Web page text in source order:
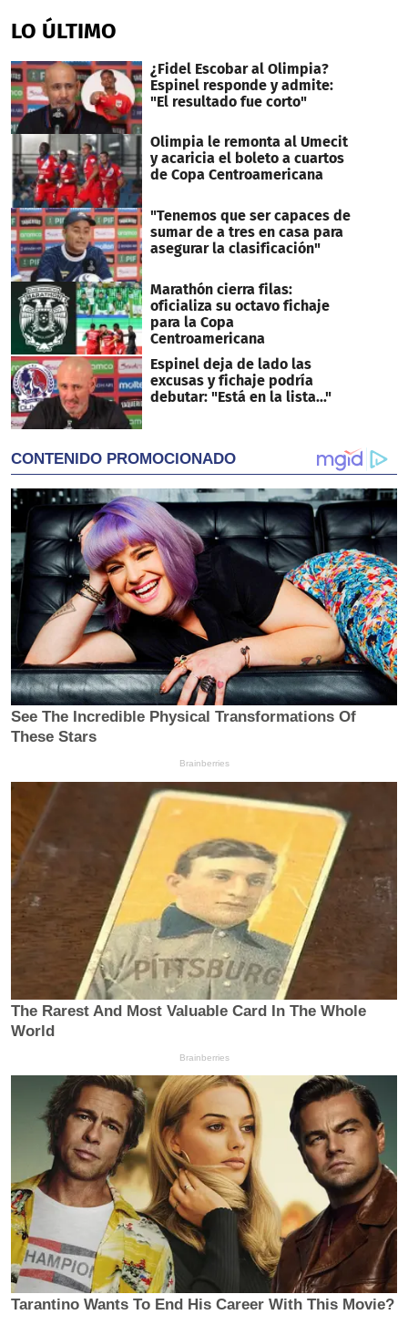
of
32
LO ÚLTIMO
¿Fidel Escobar al Olimpia?
Espinel responde y admite:
"El resultado fue corto"
Olimpia le remonta al Umecit
y acaricia el boleto a cuartos
de Copa Centroamericana
"Tenemos que ser capaces de
sumar de a tres en casa para
asegurar la clasificación"
Marathón cierra filas:
oficializa su octavo fichaje
para la Copa
Centroamericana
Espinel deja de lado las
excusas y fichaje podría
debutar: "Está en la lista..."